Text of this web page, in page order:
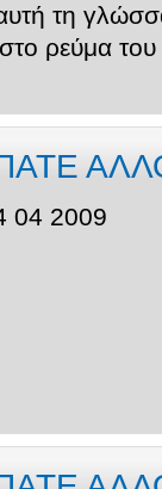
τη
ρεύμα του
04 2009